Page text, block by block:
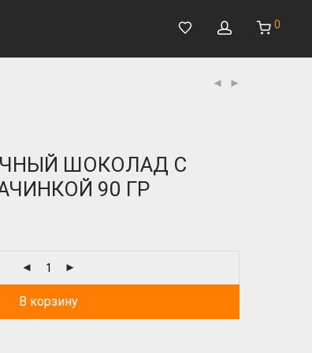
0
ШОКОЛАД С
90 ГР
В корзину